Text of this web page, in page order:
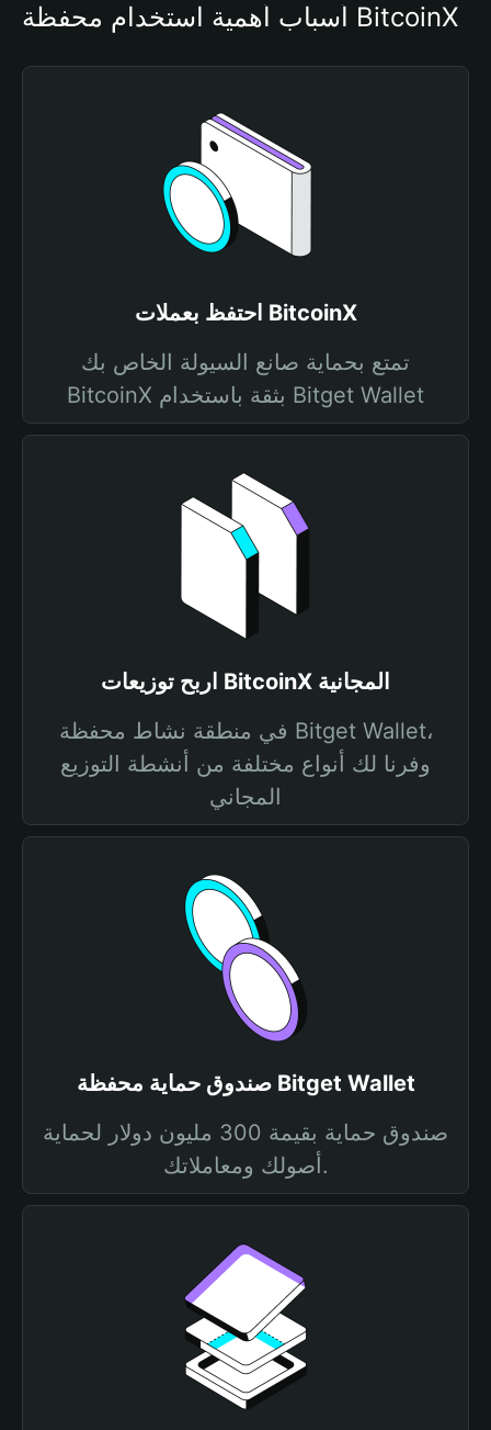
أسباب أهمية استخدام محفظة BitcoinX
احتفظ بعملات BitcoinX
تمتع بحماية صانع السيولة الخاص بك
BitcoinX بثقة باستخدام Bitget Wallet
اربح توزيعات BitcoinX المجانية
في منطقة نشاط محفظة Bitget Wallet،
وفرنا لك أنواع مختلفة من أنشطة التوزيع
المجاني
صندوق حماية محفظة Bitget Wallet
صندوق حماية بقيمة 300 مليون دولار لحماية
أصولك ومعاملاتك.